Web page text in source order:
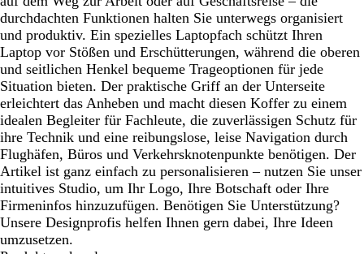
durchdachten Funktionen halten Sie unterwegs organisiert
und produktiv. Ein spezielles Laptopfach schützt Ihren
Laptop vor Stößen und Erschütterungen, während die oberen
und seitlichen Henkel bequeme Trageoptionen für jede
Situation bieten. Der praktische Griff an der Unterseite
erleichtert das Anheben und macht diesen Koffer zu einem
idealen Begleiter für Fachleute, die zuverlässigen Schutz für
ihre Technik und eine reibungslose, leise Navigation durch
Flughäfen, Büros und Verkehrsknotenpunkte benötigen. Der
Artikel ist ganz einfach zu personalisieren – nutzen Sie unser
intuitives Studio, um Ihr Logo, Ihre Botschaft oder Ihre
Firmeninfos hinzuzufügen. Benötigen Sie Unterstützung?
Unsere Designprofis helfen Ihnen gern dabei, Ihre Ideen
umzusetzen.